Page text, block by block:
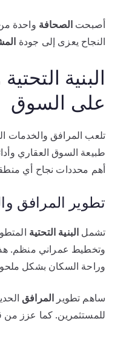
أصبحت الصحافة واحدة
النجاح يعزى إلى جودة
البنية
على السوق
تلعب المرافق والخدمات
طبيعة السوق العقاري
أهم محددات نجاح أي
تطوير المرافق
تشمل البنية التحتية
وتخطيط عمراني منظم.
وراحة السكان بشكل
ساهم تطوير المرافق
للمستثمرين. كما عزز من